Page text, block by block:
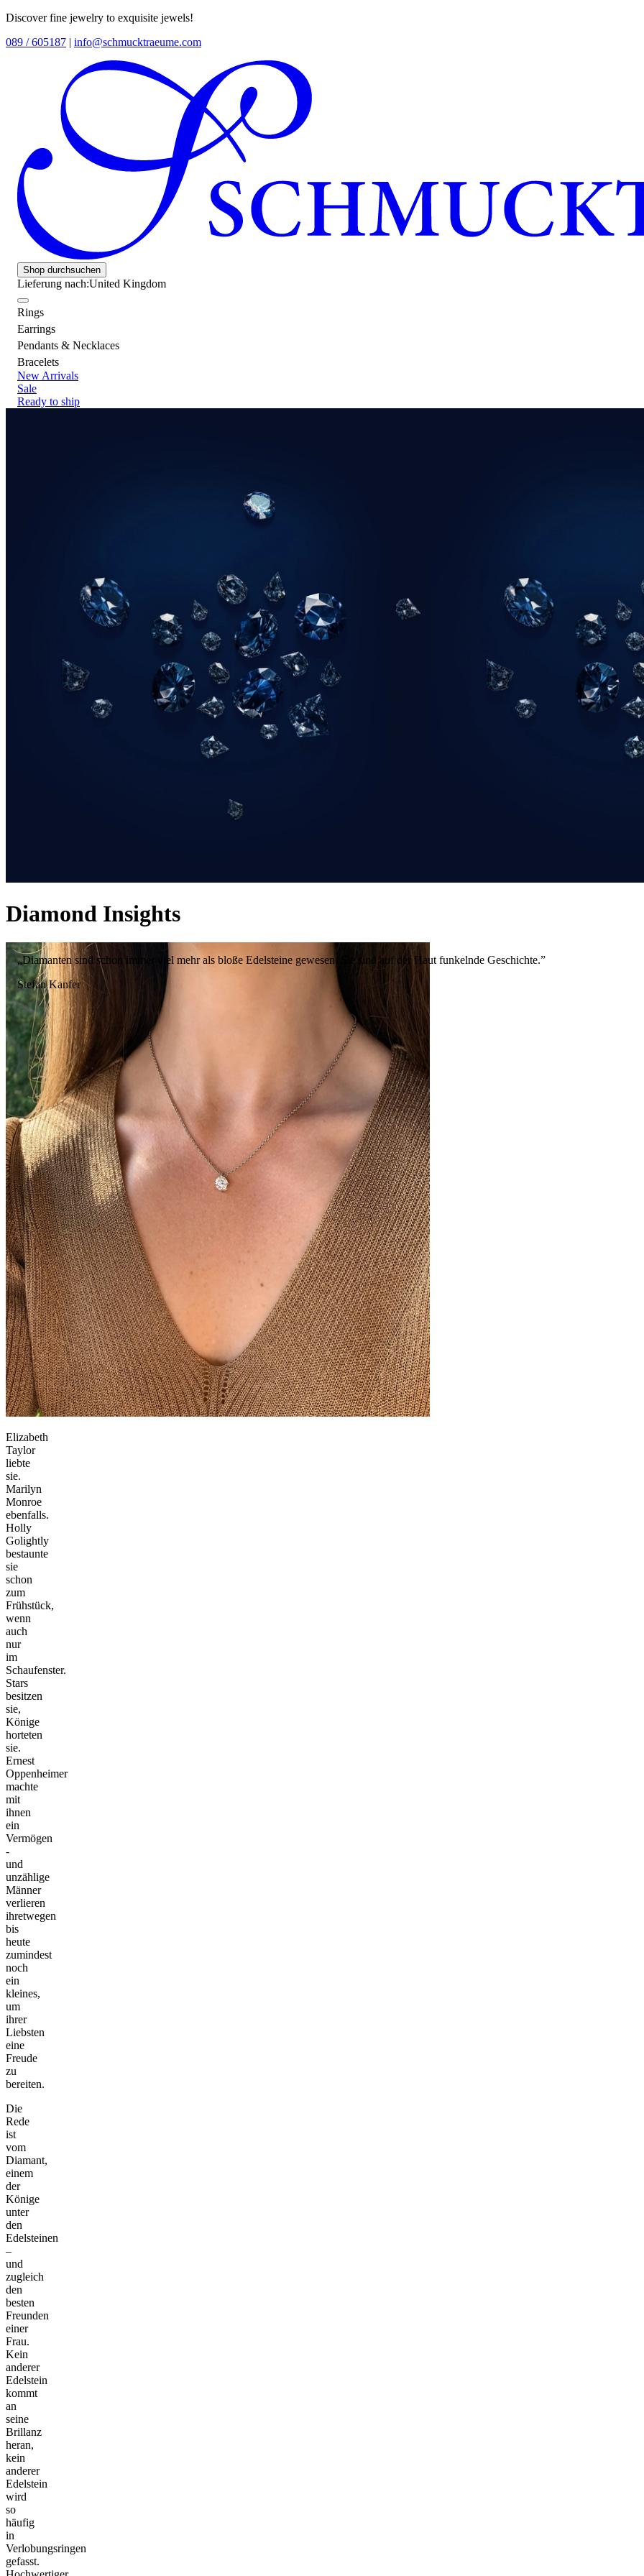
Discover fine jewelry to exquisite jewels!
089 / 605187 | info@schmucktraeume.com
Shop durchsuchen
Lieferung nach:United Kingdom
Rings
Earrings
Pendants & Necklaces
Bracelets
New Arrivals
Sale
Ready to ship
Diamond Insights
Elizabeth
Taylor
liebte
sie.
Marilyn
Monroe
ebenfalls.
Holly
Golightly
bestaunte
sie
schon
zum
Frühstück,
wenn
auch
nur
im
Schaufenster.
Stars
besitzen
sie,
Könige
horteten
sie.
Ernest
Oppenheimer
machte
mit
ihnen
ein
Vermögen
-
und
unzählige
Männer
verlieren
ihretwegen
bis
heute
zumindest
noch
ein
kleines,
um
ihrer
Liebsten
eine
Freude
zu
bereiten.
Die
Rede
ist
vom
Diamant,
einem
der
Könige
unter
den
Edelsteinen
–
und
zugleich
den
besten
Freunden
einer
Frau.
Kein
anderer
Edelstein
kommt
an
seine
Brillanz
heran,
kein
anderer
Edelstein
wird
so
häufig
in
Verlobungsringen
gefasst.
„Diamanten sind schon immer viel mehr als bloße Edelsteine gewesen. Sie sind auf der Haut funkelnde Geschichte.”
Stefan Kanfer